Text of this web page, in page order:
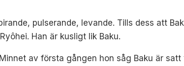
pulserande, levande. Tills dess att
Han är kusligt lik Baku.
av första gången hon såg Baku är satt